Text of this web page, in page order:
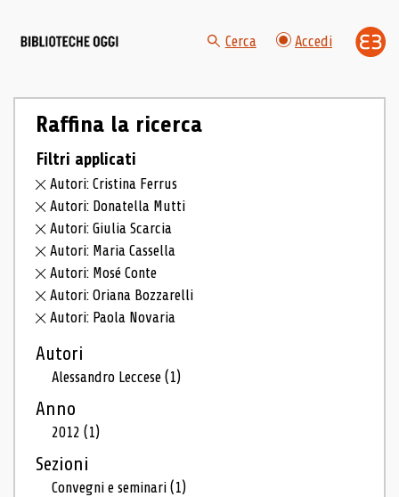
Cerca Accedi
Raffina la ricerca
Filtri applicati
Autori: Cristina Ferrus
Autori: Donatella Mutti
Autori: Giulia Scarcia
Autori: Maria Cassella
Autori: Mosé Conte
Autori: Oriana Bozzarelli
Autori: Paola Novaria
Autori
Alessandro Leccese(1)
Anno
2012(1)
Sezioni
Convegni e seminari(1)